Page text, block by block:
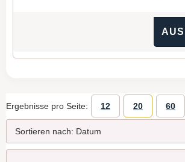
Ergebnisse pro Seite: 12 20 60